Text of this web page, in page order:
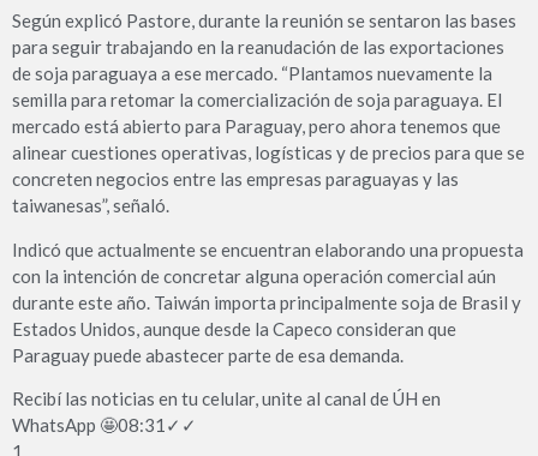
Según explicó Pastore, durante la reunión se sentaron las bases
para seguir trabajando en la reanudación de las exportaciones
de soja paraguaya a ese mercado. “Plantamos nuevamente la
semilla para retomar la comercialización de soja paraguaya. El
mercado está abierto para Paraguay, pero ahora tenemos que
alinear cuestiones operativas, logísticas y de precios para que se
concreten negocios entre las empresas paraguayas y las
taiwanesas”, señaló.
Indicó que actualmente se encuentran elaborando una propuesta
con la intención de concretar alguna operación comercial aún
durante este año. Taiwán importa principalmente soja de Brasil y
Estados Unidos, aunque desde la Capeco consideran que
Paraguay puede abastecer parte de esa demanda.
Recibí las noticias en tu celular, unite al canal de ÚH en
WhatsApp 🤩08:31✓✓
1